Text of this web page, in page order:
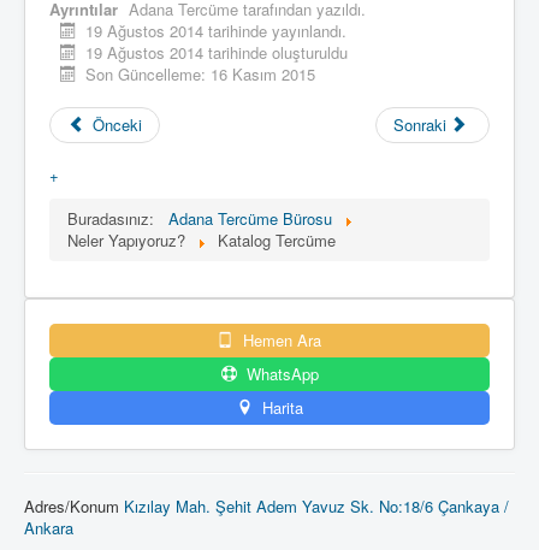
Ayrıntılar Adana Tercüme tarafından yazıldı.
19 Ağustos 2014 tarihinde yayınlandı.
19 Ağustos 2014 tarihinde oluşturuldu
Son Güncelleme: 16 Kasım 2015
Önceki Sonraki
+
Buradasınız:
Adana Tercüme Bürosu
Neler Yapıyoruz?
Katalog Tercüme
Hemen Ara
WhatsApp
Harita
Adres/Konum Kızılay Mah. Şehit Adem Yavuz Sk. No:18/6 Çankaya /
Ankara